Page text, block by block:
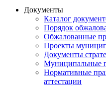
Документы
Каталог
Порядок
Обжалованные
Проекты
Документы
Муниципальные
Нормативные
аттестации